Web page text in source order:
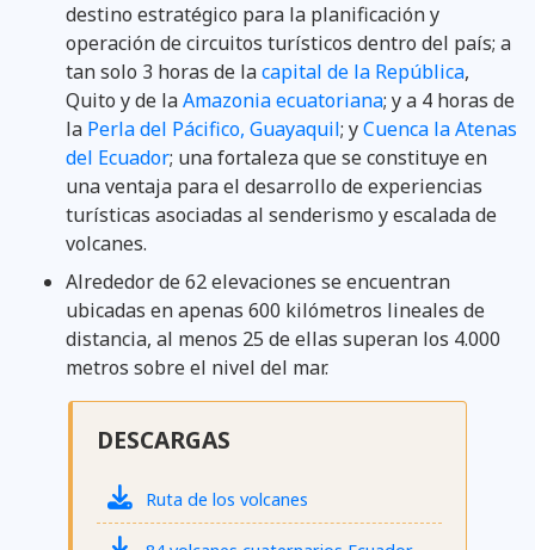
destino estratégico para la planificación y
operación de circuitos turísticos dentro del país; a
tan solo 3 horas de lacapital de la República,
Quito y de laAmazonia ecuatoriana; y a 4 horas de
la Perla del Pácifico, Guayaquil; yCuenca la Atenas
del Ecuador; una fortaleza que se constituye en
una ventaja para el desarrollo de experiencias
turísticas asociadas al senderismo y escalada de
volcanes.
Alrededor de 62 elevaciones se encuentran
ubicadas en apenas 600 kilómetros lineales de
distancia, al menos 25 de ellas superan los 4.000
metros sobre el nivel del mar.
DESCARGAS
Ruta de los volcanes